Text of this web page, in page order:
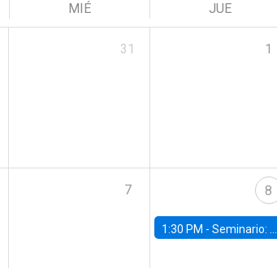
MIÉ JUE
31 1
7 8
1:30 PM -Seminario: “Recuperando la humanidad para progresar en la era de la IA»